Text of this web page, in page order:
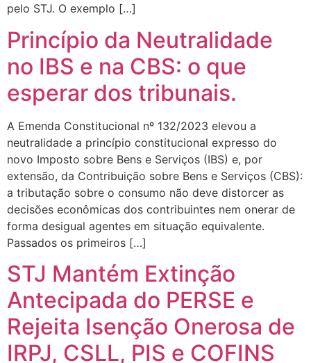
pelo STJ. O exemplo […]
Princípio da Neutralidade
no IBS e na CBS: o que
esperar dos tribunais.
A Emenda Constitucional nº 132/2023 elevou a
neutralidade a princípio constitucional expresso do
novo Imposto sobre Bens e Serviços (IBS) e, por
extensão, da Contribuição sobre Bens e Serviços (CBS):
a tributação sobre o consumo não deve distorcer as
decisões econômicas dos contribuintes nem onerar de
forma desigual agentes em situação equivalente.
Passados os primeiros […]
STJ Mantém Extinção
Antecipada do PERSE e
Rejeita Isenção Onerosa de
IRPJ, CSLL, PIS e COFINS